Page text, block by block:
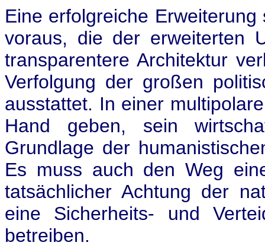
Eine erfolgreiche
voraus, die der erweiterten
transparentere Architektur
Verfolgung der großen
ausstattet. In einer
Hand geben, sein
Grundlage der
Es muss auch den Weg
tatsächlicher Achtung der
eine Sicherheits- und
betreiben.